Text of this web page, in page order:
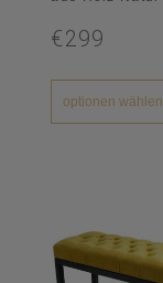
€299
optionen wählen